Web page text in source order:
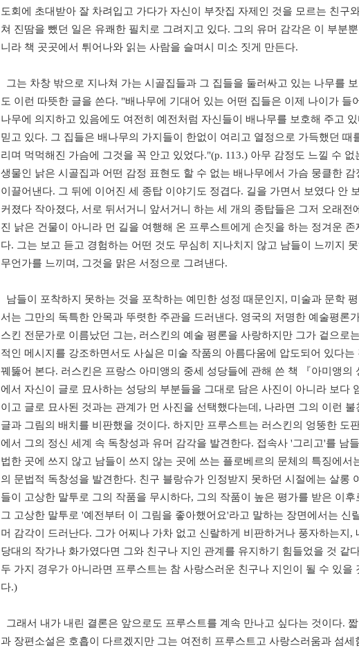
도회에 초대받아 잘 차려입고 가다가 자신이 부잣집 자제인 것을 모르는 친구
쳐 진땀을 뺐던 일은 유쾌한 필치로 그려지고 있다. 그의 유머 감각은 이 부분
니라 책 곳곳에서 튀어나와 읽는 사람을 슬며시 미소 짓게 만든다.
그는 차창 밖으로 지나쳐 가는 시골집들과 그 집들을 둘러싸고 있는 나무를 보
도 이런 따뜻한 글을 쓴다. "배나무에 기대어 있는 어떤 집들은 이제 나이가 들
나무에 의지하고 있음에도 여전히 예전처럼 자신들이 배나무를 보호해 주고
믿고 있다. 그 집들은 배나무의 가지들이 한없이 여리고 열정으로 가득했던 때
리며 먹먹해진 가슴에 그것을 꼭 안고 있었다."(p. 113.) 아무 감정도 느낄 수 없
생물인 낡은 시골집과 어떤 감정 표현도 할 수 없는 배나무에서 가슴 뭉클한 감
이끌어낸다. 그 뒤에 이어진 세 종탑 이야기도 정겹다. 길을 가면서 보였다 안
커졌다 작아졌다, 서로 뒤서거니 앞서거니 하는 세 개의 종탑들은 그저 오래전
진 낡은 건물이 아니라 먼 길을 여행해 온 프루스트에게 손짓을 하는 정겨운 존
다. 그는 보고 듣고 경험하는 어떤 것도 무심히 지나치지 않고 남들이 느끼지
무언가를 느끼며, 그것을 맑은 서정으로 그려낸다.
남들이 포착하지 못하는 것을 포착하는 예민한 성정 때문인지, 미술과 문학 평
서는 그만의 독특한 안목과 뚜렷한 주관을 드러낸다. 영국의 저명한 예술평론
스킨 전문가로 이름났던 그는, 러스킨의 예술 평론을 사랑하지만 그가 겉으로
적인 메시지를 강조하면서도 사실은 미술 작품의 아름다움에 압도되어 있다는
꿰뚫어 본다. 러스킨은 프랑스 아미앵의 중세 성당들에 관해 쓴 책 『아미앵의
에서 자신이 글로 묘사하는 성당의 부분들을 그대로 담은 사진이 아니라 보다
이고 글로 묘사된 것과는 관계가 먼 사진을 선택했다는데, 나라면 그의 이런 불
글과 그림의 배치를 비판했을 것이다. 하지만 프루스트는 러스킨의 엉뚱한 도
에서 그의 정신 세계 속 독창성과 유머 감각을 발견한다. 접속사 '그리고'를 남
법한 곳에 쓰지 않고 남들이 쓰지 않는 곳에 쓰는 플로베르의 문체의 특징에서
의 문법적 독창성을 발견한다. 친구 블랑슈가 인정받지 못하던 시절에는 살롱
들이 고상한 말투로 그의 작품을 무시하다, 그의 작품이 높은 평가를 받은 이후
그 고상한 말투로 '예전부터 이 그림을 좋아했어요'라고 말하는 장면에서는 신
머 감각이 드러난다. 그가 어찌나 가차 없고 신랄하게 비판하거나 풍자하는지,
당대의 작가나 화가였다면 그와 친구나 지인 관계를 유지하기 힘들었을 것 같
두 가지 경우가 아니라면 프루스트는 참 사랑스러운 친구나 지인이 될 수 있을
다.)
그래서 내가 내린 결론은 앞으로도 프루스트를 계속 만나고 싶다는 것이다.
과 장편소설은 호흡이 다르겠지만 그는 여전히 프루스트고 사랑스러움과 섬세